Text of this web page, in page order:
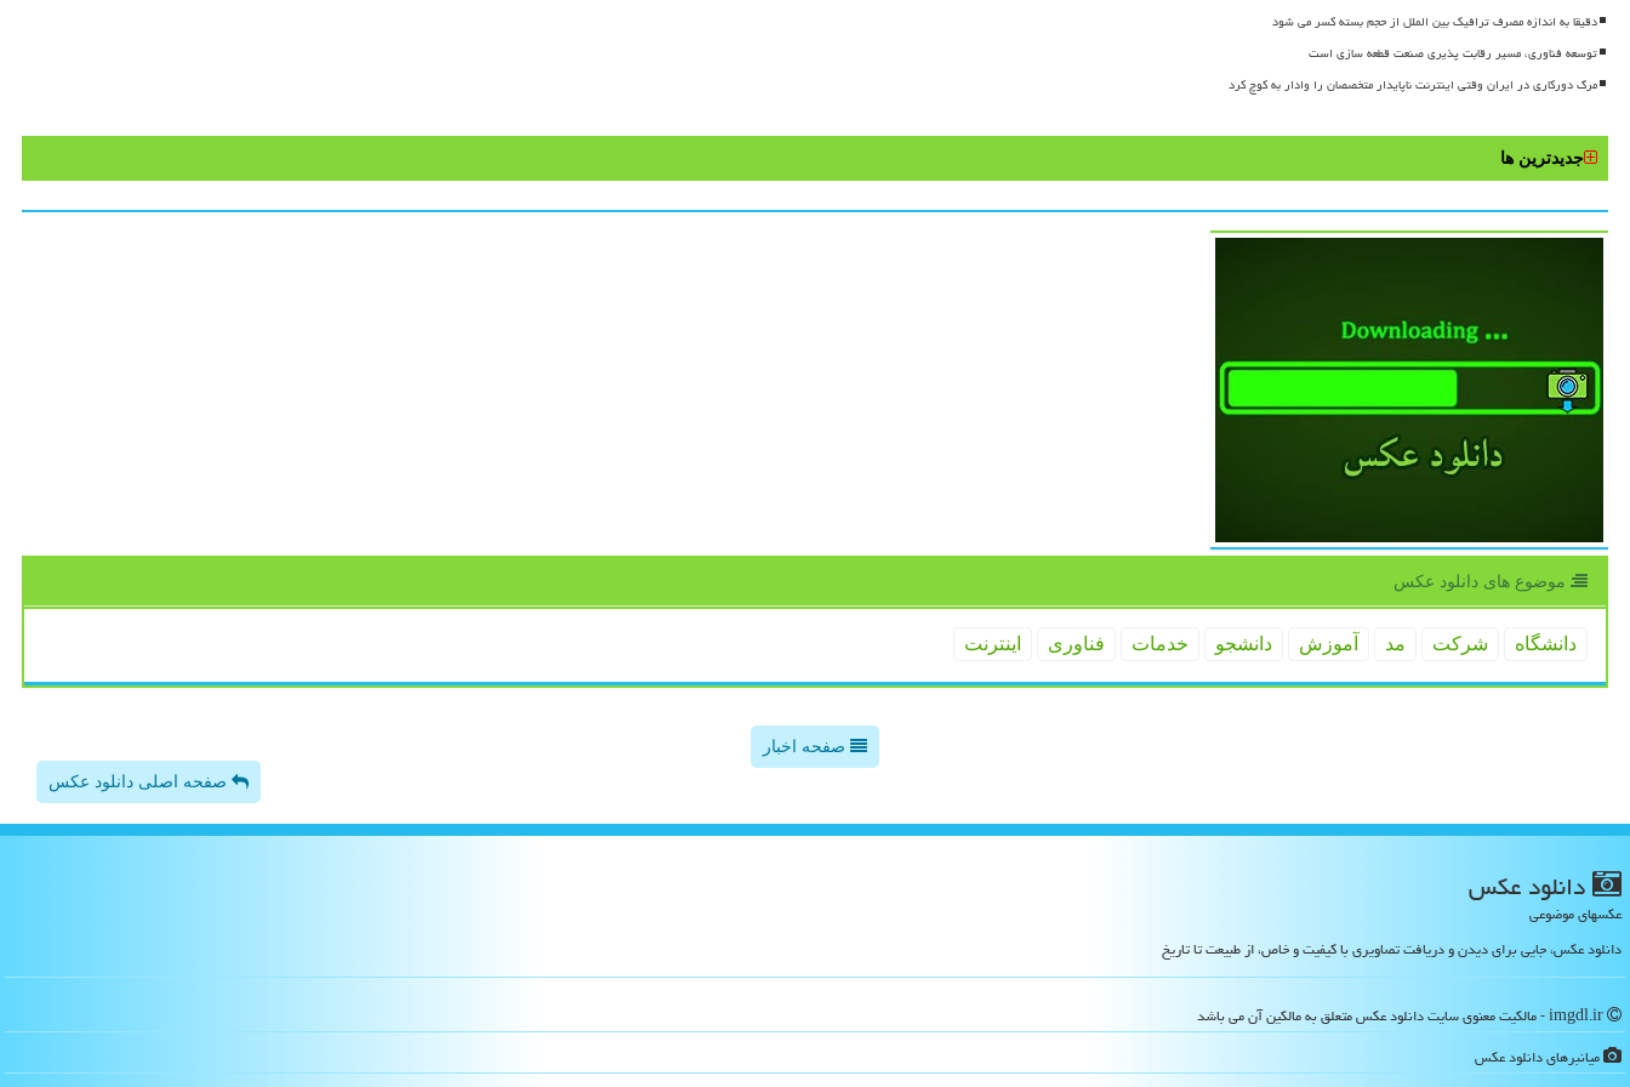
دقیقا به اندازه مصرف ترافیک بین الملل از حجم بسته کسر می شود
توسعه فناوری، مسیر رقابت پذیری صنعت قطعه سازی است
مرگ دورکاری در ایران وقتی اینترنت ناپایدار متخصصان را وادار به کوچ کرد
جدیدترین ها
موضوع های دانلود عكس
دانشگاه شركت مد آموزش دانشجو خدمات فناوری اینترنت
صفحه اخبار
صفحه اصلی دانلود عکس
دانلود عكس
عکسهای موضوعی
دانلود عکس، جایی برای دیدن و دریافت تصاویری با کیفیت و خاص، از طبیعت تا تاریخ
میانبرهای دانلود عكس